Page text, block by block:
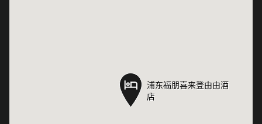
浦东福朋喜来登由由酒
店
浦东福朋喜来登由由酒
店